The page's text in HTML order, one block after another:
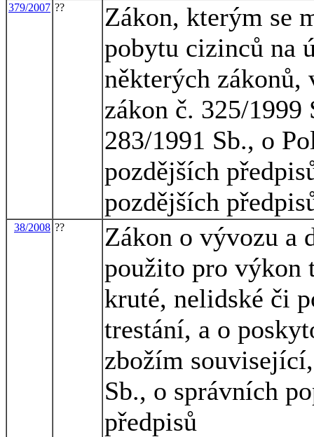
379/2007 ??
Zákon, kterým se
pobytu cizinců na
některých zákonů,
zákon č. 325/1999
283/1991 Sb., o
pozdějších
pozdějších
38/2008 ??
Zákon o vývozu a
použito pro výkon
kruté, nelidské či
trestání, a o
zbožím
Sb., o správních
předpisů